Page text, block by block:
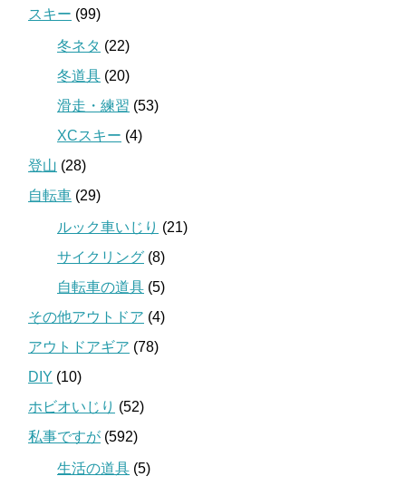
スキー (99)
冬ネタ (22)
冬道具 (20)
滑走・練習 (53)
XCスキー (4)
登山 (28)
自転車 (29)
ルック車いじり (21)
サイクリング (8)
自転車の道具 (5)
その他アウトドア (4)
アウトドアギア (78)
DIY (10)
ホビオいじり (52)
私事ですが (592)
生活の道具 (5)